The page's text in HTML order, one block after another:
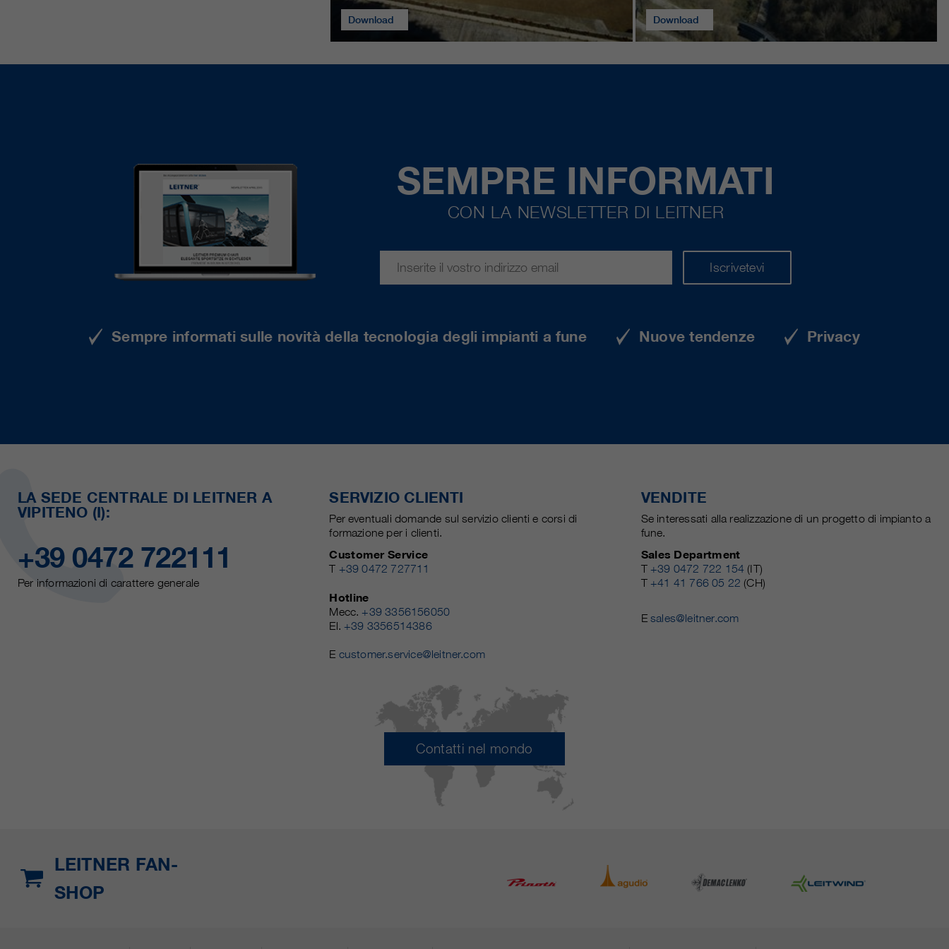
Download Download
SEMPRE INFORMATI
CON LA NEWSLETTER DI LEITNER
Iscrivetevi
Sempre informati sulle novità della tecnologia degli impianti a fune Nuove tendenze Privacy
LA SEDE CENTRALE DI LEITNER A
VIPITENO (I):
+39 0472 722111
Per informazioni di carattere generale
SERVIZIO CLIENTI
Per eventuali domande sul servizio clienti e corsi di
formazione per i clienti.
Customer Service
T +39 0472 727711
Hotline
Mecc. +39 3356156050
El. +39 3356514386
E customer.service@leitner.com
VENDITE
Se interessati alla realizzazione di un progetto di impianto a
fune.
Sales Department
T +39 0472 722 154 (IT)
T +41 41 766 05 22 (CH)
Esales@leitner.com
Contatti nel mondo
LEITNER FAN-
SHOP